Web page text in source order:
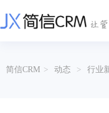
帮助文档
关于简信
简信CRM > 动态 > 行业